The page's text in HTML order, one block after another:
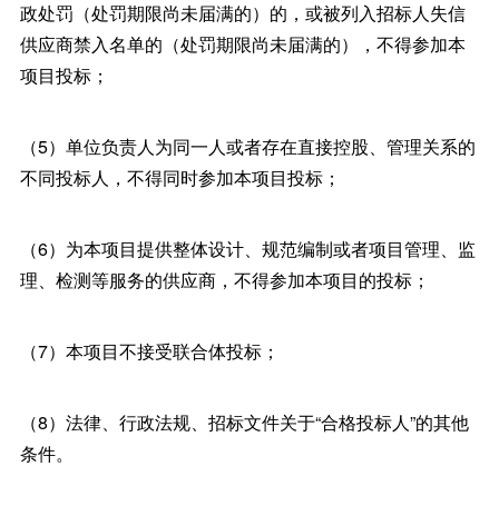
政处罚（处罚期限尚未届满的）的，或被列入招标人失信
供应商禁入名单的（处罚期限尚未届满的），不得参加本
项目投标；
（5）单位负责人为同一人或者存在直接控股、管理关系的
不同投标人，不得同时参加本项目投标；
（6）为本项目提供整体设计、规范编制或者项目管理、监
理、检测等服务的供应商，不得参加本项目的投标；
（7）本项目不接受联合体投标；
（8）法律、行政法规、招标文件关于“合格投标人”的其他
条件。